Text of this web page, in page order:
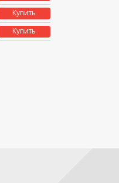
Купить
Купить